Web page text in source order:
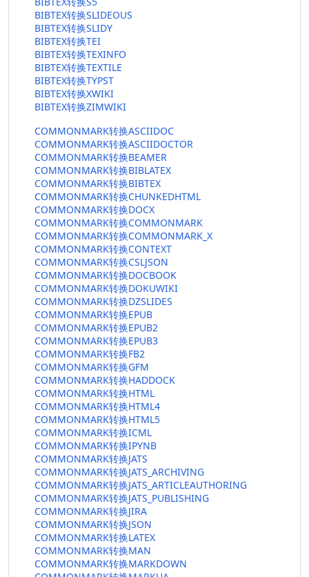
BIBTEX转换SLIDEOUS
BIBTEX转换SLIDY
BIBTEX转换TEI
BIBTEX转换TEXINFO
BIBTEX转换TEXTILE
BIBTEX转换TYPST
BIBTEX转换XWIKI
BIBTEX转换ZIMWIKI
COMMONMARK转换ASCIIDOC
COMMONMARK转换ASCIIDOCTOR
COMMONMARK转换BEAMER
COMMONMARK转换BIBLATEX
COMMONMARK转换BIBTEX
COMMONMARK转换CHUNKEDHTML
COMMONMARK转换DOCX
COMMONMARK转换COMMONMARK
COMMONMARK转换COMMONMARK_X
COMMONMARK转换CONTEXT
COMMONMARK转换CSLJSON
COMMONMARK转换DOCBOOK
COMMONMARK转换DOKUWIKI
COMMONMARK转换DZSLIDES
COMMONMARK转换EPUB
COMMONMARK转换EPUB2
COMMONMARK转换EPUB3
COMMONMARK转换FB2
COMMONMARK转换GFM
COMMONMARK转换HADDOCK
COMMONMARK转换HTML
COMMONMARK转换HTML4
COMMONMARK转换HTML5
COMMONMARK转换ICML
COMMONMARK转换IPYNB
COMMONMARK转换JATS
COMMONMARK转换JATS_ARCHIVING
COMMONMARK转换JATS_ARTICLEAUTHORING
COMMONMARK转换JATS_PUBLISHING
COMMONMARK转换JIRA
COMMONMARK转换JSON
COMMONMARK转换LATEX
COMMONMARK转换MAN
COMMONMARK转换MARKDOWN